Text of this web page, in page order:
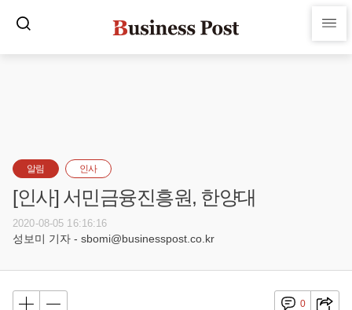
알림 인사
[인사] 서민금융진흥원, 한양대
2020-08-05 16:16:16
성보미 기자 - sbomi@businesspost.co.kr
0